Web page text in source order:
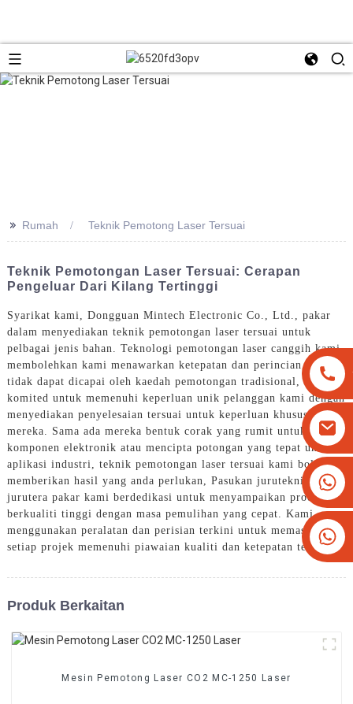
+8613825779334
+16266628193
>> Rumah Teknik Pemotong Laser Tersuai
Teknik Pemotongan Laser Tersuai: Cerapan
Pengeluar Dari Kilang Tertinggi
Syarikat kami, Dongguan Mintech Electronic Co., Ltd., pakar
dalam menyediakan teknik pemotongan laser tersuai untuk
pelbagai jenis bahan. Teknologi pemotongan laser canggih kami
membolehkan kami menawarkan ketepatan dan perincian yang
tidak dapat dicapai oleh kaedah pemotongan tradisional, Kami
komited untuk memenuhi keperluan unik pelanggan kami dengan
menyediakan penyelesaian tersuai untuk keperluan khusus
mereka. Sama ada mereka bentuk corak yang rumit untuk
komponen elektronik atau mencipta potongan yang tepat untuk
aplikasi industri, teknik pemotongan laser tersuai kami boleh
memberikan hasil yang anda perlukan, Pasukan juruteknik dan
jurutera pakar kami berdedikasi untuk menyampaikan produk
berkualiti tinggi dengan masa pemulihan yang cepat. Kami
menggunakan peralatan dan perisian terkini untuk memastikan
setiap projek memenuhi piawaian kualiti dan ketepatan tertinggi
Produk Berkaitan
Mesin Pemotong Laser CO2 MC-1250 Laser